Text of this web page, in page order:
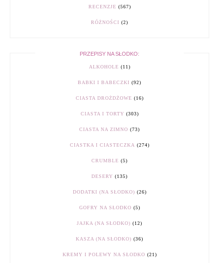
RECENZJE (567)
RÓŻNOŚCI (2)
PRZEPISY NA SŁODKO:
ALKOHOLE (11)
BABKI I BABECZKI (92)
CIASTA DROŻDŻOWE (16)
CIASTA I TORTY (303)
CIASTA NA ZIMNO (73)
CIASTKA I CIASTECZKA (274)
CRUMBLE (5)
DESERY (135)
DODATKI (NA SŁODKO) (26)
GOFRY NA SŁODKO (5)
JAJKA (NA SŁODKO) (12)
KASZA (NA SŁODKO) (36)
KREMY I POLEWY NA SŁODKO (21)